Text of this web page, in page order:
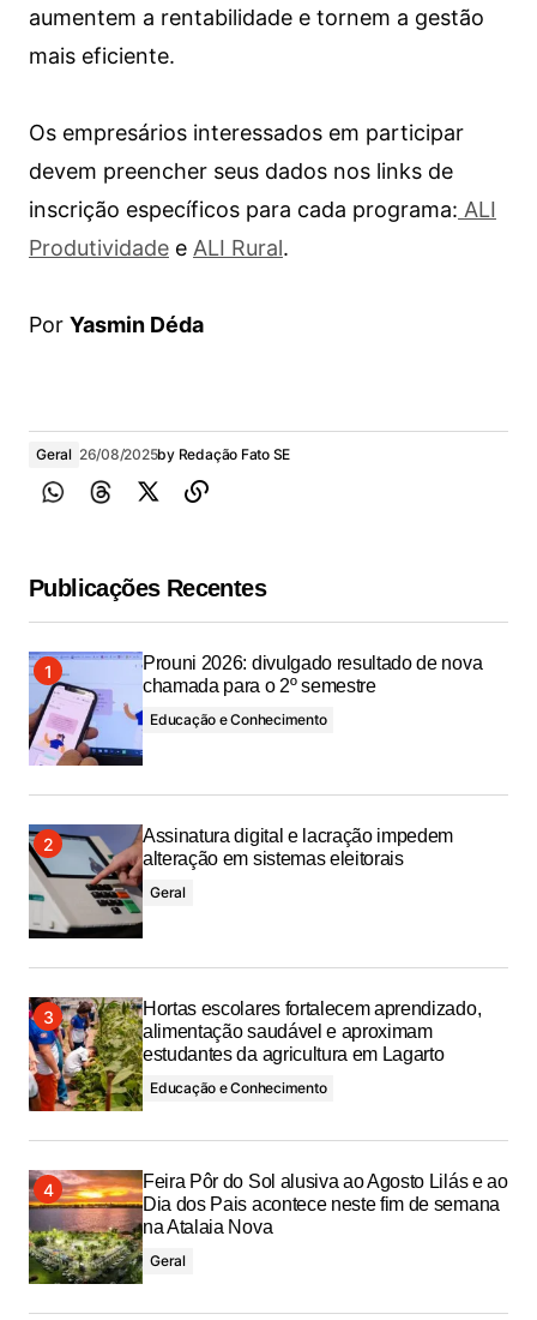
aumentem a rentabilidade e tornem a gestão
mais eficiente.
Os empresários interessados em participar
devem preencher seus dados nos links de
inscrição específicos para cada programa: ALI
Produtividade e ALI Rural.
Por Yasmin Déda
Geral 26/08/2025by Redação Fato SE
Publicações Recentes
Prouni 2026: divulgado resultado de nova
chamada para o 2º semestre
Educação e Conhecimento
Assinatura digital e lacração impedem
alteração em sistemas eleitorais
Geral
Hortas escolares fortalecem aprendizado,
alimentação saudável e aproximam
estudantes da agricultura em Lagarto
Educação e Conhecimento
Feira Pôr do Sol alusiva ao Agosto Lilás e ao
Dia dos Pais acontece neste fim de semana
na Atalaia Nova
Geral